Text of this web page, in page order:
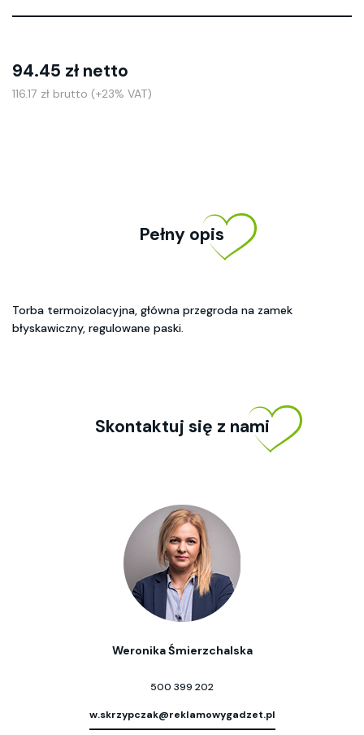
94.45 zł netto
116.17 zł brutto (+23% VAT)
Pełny opis
Torba termoizolacyjna, główna przegroda na zamek
błyskawiczny, regulowane paski.
Skontaktuj się z nami
Weronika Śmierzchalska
500 399 202
w.skrzypczak@reklamowygadzet.pl